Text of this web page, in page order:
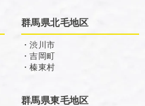
群馬県北毛地区
・渋川市
・吉岡町
・榛東村
群馬県東毛地区